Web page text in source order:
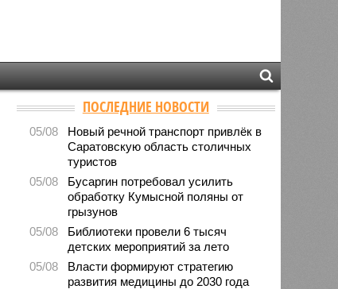
ПОСЛЕДНИЕ НОВОСТИ
05/08
Новый речной транспорт привлёк в
Саратовскую область столичных
туристов
05/08
Бусаргин потребовал усилить
обработку Кумысной поляны от
грызунов
05/08
Библиотеки провели 6 тысяч
детских мероприятий за лето
05/08
Власти формируют стратегию
развития медицины до 2030 года